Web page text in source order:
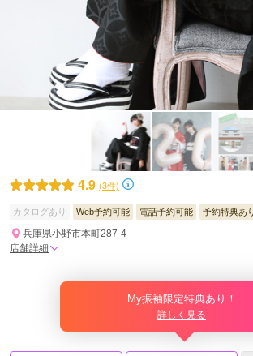
4.9 (3件)
カタログあり Web予約可能 電話予約可能 予約特典あ
兵庫県小野市本町287-4
店舗詳細
My振袖限定特典あり！
詳しく見る